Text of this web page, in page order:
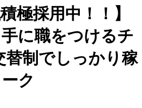
極採用中！！】
に職をつけるチ
替制でしっかり稼
ク